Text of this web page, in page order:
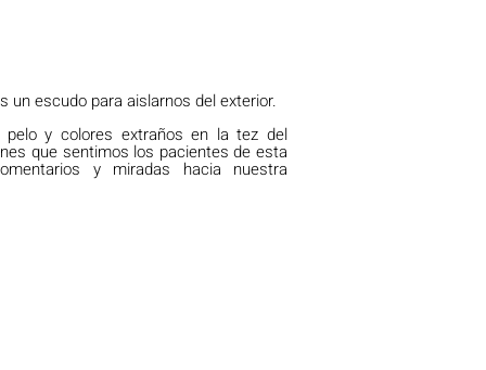
un escudo para aislarnos del exterior.
pelo y colores extraños en la tez del
que sentimos los pacientes de esta
y miradas hacia nuestra